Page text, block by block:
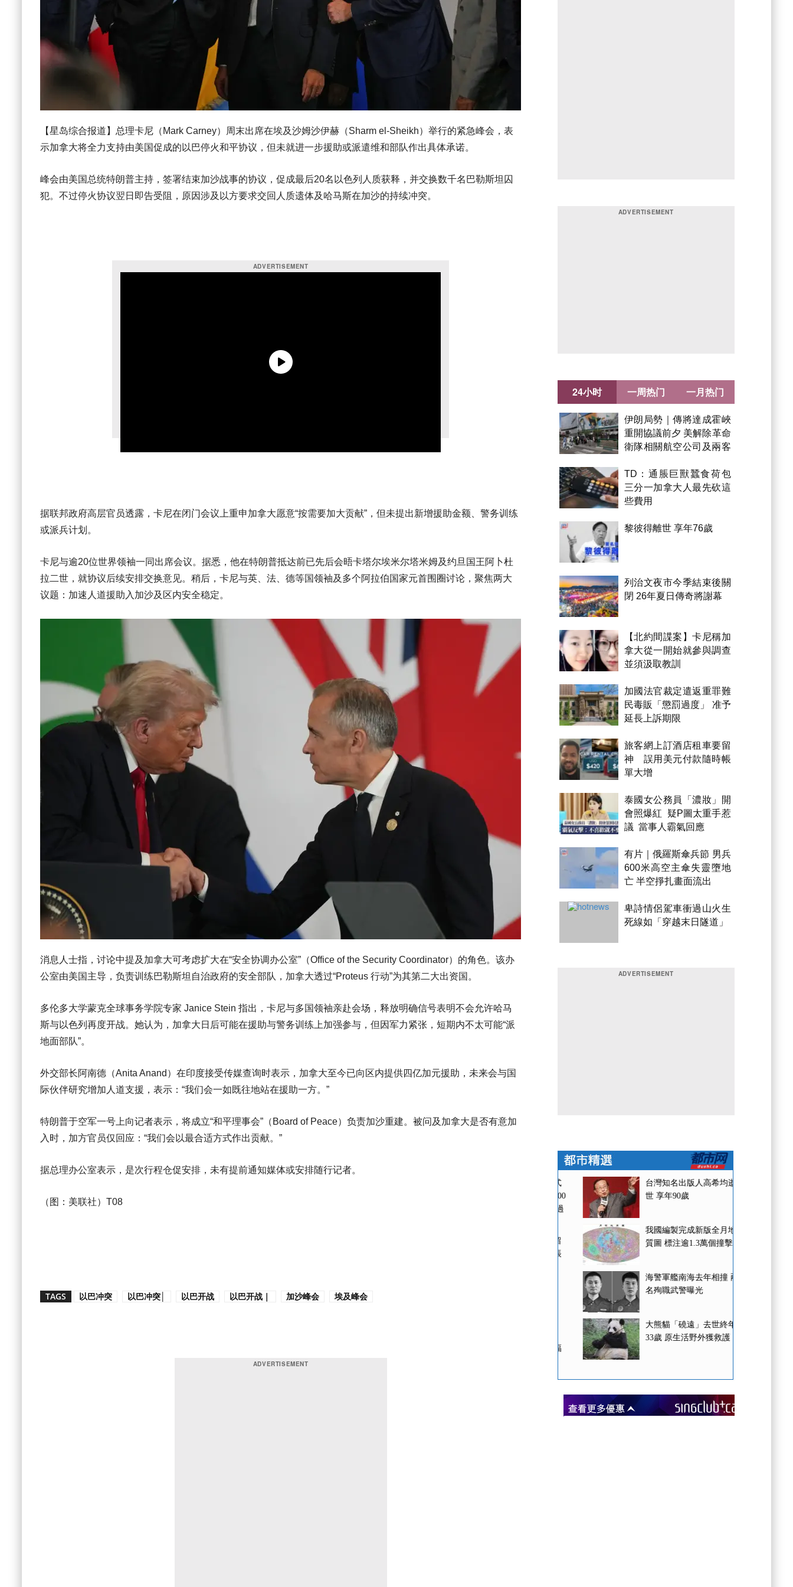
【星岛综合报道】总理卡尼（Mark Carney）周末出席在埃及沙姆沙伊赫（Sharm el-Sheikh）举行的紧急峰会，表
示加拿大将全力支持由美国促成的以巴停火和平协议，但未就进一步援助或派遣维和部队作出具体承诺。
峰会由美国总统特朗普主持，签署结束加沙战事的协议，促成最后20名以色列人质获释，并交换数千名巴勒斯坦囚
犯。不过停火协议翌日即告受阻，原因涉及以方要求交回人质遗体及哈马斯在加沙的持续冲突。
据联邦政府高层官员透露，卡尼在闭门会议上重申加拿大愿意“按需要加大贡献”，但未提出新增援助金额、警务训练
或派兵计划。
卡尼与逾20位世界领袖一同出席会议。据悉，他在特朗普抵达前已先后会晤卡塔尔埃米尔塔米姆及约旦国王阿卜杜
拉二世，就协议后续安排交换意见。稍后，卡尼与英、法、德等国领袖及多个阿拉伯国家元首围圈讨论，聚焦两大
议题：加速人道援助入加沙及区内安全稳定。
消息人士指，讨论中提及加拿大可考虑扩大在“安全协调办公室”（Office of the Security Coordinator）的角色。该办
公室由美国主导，负责训练巴勒斯坦自治政府的安全部队，加拿大透过“Proteus 行动”为其第二大出资国。
多伦多大学蒙克全球事务学院专家 Janice Stein 指出，卡尼与多国领袖亲赴会场，释放明确信号表明不会允许哈马
斯与以色列再度开战。她认为，加拿大日后可能在援助与警务训练上加强参与，但因军力紧张，短期内不太可能“派
地面部队”。
外交部长阿南德（Anita Anand）在印度接受传媒查询时表示，加拿大至今已向区内提供四亿加元援助，未来会与国
际伙伴研究增加人道支援，表示：“我们会一如既往地站在援助一方。”
特朗普于空军一号上向记者表示，将成立“和平理事会”（Board of Peace）负责加沙重建。被问及加拿大是否有意加
入时，加方官员仅回应：“我们会以最合适方式作出贡献。”
据总理办公室表示，是次行程仓促安排，未有提前通知媒体或安排随行记者。
（图：美联社）T08
TAGS 以巴冲突 以巴冲突│ 以巴开战 以巴开战｜ 加沙峰会 埃及峰会
24小时
伊朗局勢｜傳將達成霍峽
重開協議前夕 美解除革命
衛隊相關航空公司及兩客
TD：通脹巨獸蠶食荷包
三分一加拿大人最先砍這
些費用
黎彼得離世 享年76歲
列治文夜市今季結束後關
閉 26年夏日傳奇將謝幕
【北約間諜案】卡尼稱加
拿大從一開始就參與調查
並須汲取教訓
加國法官裁定遣返重罪難
民毒販「懲罰過度」 准予
延長上訴期限
旅客網上訂酒店租車要留
神 誤用美元付款隨時帳
單大增
泰國女公務員「濃妝」開
會照爆紅 疑P圖太重手惹
議 當事人霸氣回應
有片｜俄羅斯傘兵節 男兵
600米高空主傘失靈墮地
亡 半空掙扎畫面流出
卑詩情侶駕車衝過山火生
死線如「穿越末日隧道」
一周热门 一月热门